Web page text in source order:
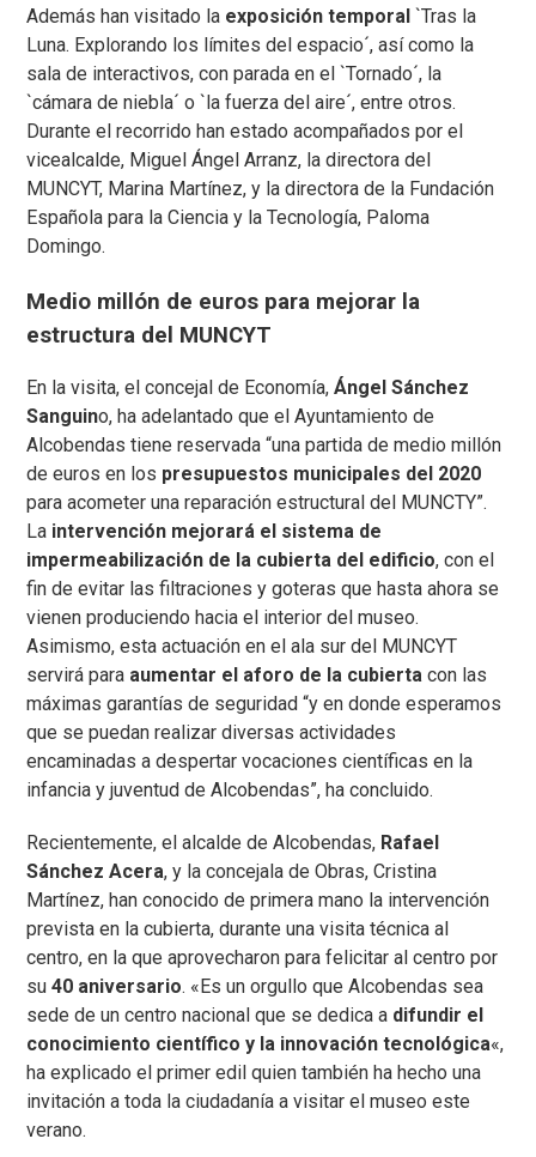
Además han visitado la exposición temporal `Tras la
Luna. Explorando los límites del espacio´, así como la
sala de interactivos, con parada en el `Tornado´, la
`cámara de niebla´ o `la fuerza del aire´, entre otros.
Durante el recorrido han estado acompañados por el
vicealcalde, Miguel Ángel Arranz, la directora del
MUNCYT, Marina Martínez, y la directora de la Fundación
Española para la Ciencia y la Tecnología, Paloma
Domingo.
Medio millón de euros para mejorar la
estructura del MUNCYT
En la visita, el concejal de Economía,Ángel Sánchez
Sanguino, ha adelantado que el Ayuntamiento de
Alcobendas tiene reservada “una partida de medio millón
de euros en los presupuestos municipales del 2020
para acometer una reparación estructural del MUNCTY”.
La intervención mejorará el sistema de
impermeabilización de la cubierta del edificio, con el
fin de evitar las filtraciones y goteras que hasta ahora se
vienen produciendo hacia el interior del museo.
Asimismo, esta actuación en el ala sur del MUNCYT
servirá para aumentar el aforo de la cubierta con las
máximas garantías de seguridad “y en donde esperamos
que se puedan realizar diversas actividades
encaminadas a despertar vocaciones científicas en la
infancia y juventud de Alcobendas”, ha concluido.
Recientemente, el alcalde de Alcobendas, Rafael
Sánchez Acera, y la concejala de Obras, Cristina
Martínez, han conocido de primera mano la intervención
prevista en la cubierta, durante una visita técnica al
centro, en la que aprovecharon para felicitar al centro por
su 40 aniversario. «Es un orgullo que Alcobendas sea
sede de un centro nacional que se dedica a difundir el
conocimiento científico y la innovación tecnológica«,
ha explicado el primer edil quien también ha hecho una
invitación a toda la ciudadanía a visitar el museo este
verano.